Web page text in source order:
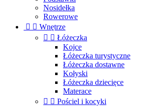
Nosidełka
Rowerowe
  Wnętrze
  Łóżeczka
Kojce
Łóżeczka turystyczne
Łóżeczka dostawne
Kołyski
Łóżeczka dziecięce
Materace
  Pościel i kocyki